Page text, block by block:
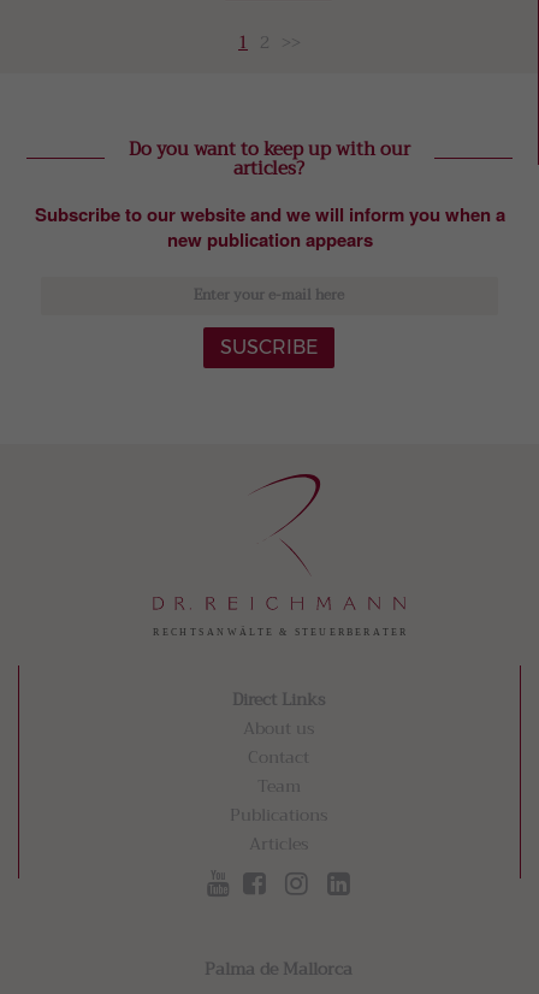
1 2 >>
Do you want to keep up with our
articles?
Subscribe to our website and we will inform you when a
new publication appears
SUSCRIBE
Direct Links
About us
Contact
Team
Publications
Articles
Palma de Mallorca